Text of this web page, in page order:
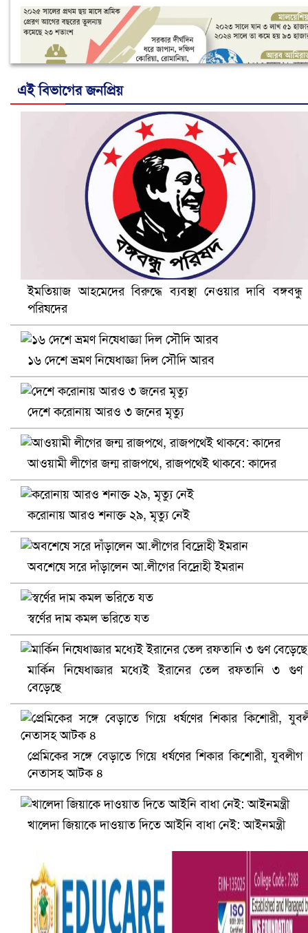
নানা সংকটে রিক্রুটিং এজেন্সি, হুমকির মুখে শ্রম রপ্তানি
খুলনায় বিএনপি অফিসে গুলি-বোমা হামলা, নিহত ১
প্রোটিয়াদের হারিয়ে বিশ্বকাপের শিরোপা ঘরে তুলল ভারত
সৌদিতে ব্যাপক ধরপাকড়, এক সপ্তাহেই ২১ হাজারের বেশি
এই বিভাগের জনপ্রিয়
ইমতিয়াজ আহমেদের বিরুদ্ধে ব্যবস্থা নেওয়ার দাবি বঙ্গবন্ধু
পরিষদের
১৬ দেশে ভ্রমণ নিষেধাজ্ঞা দিল সৌদি আরব
দেশে করোনায় আরও ৩ জনের মৃত্যু
আওয়ামী লীগের জন্ম রাজপথে, রাজপথেই থাকবে: কাদের
করোনায় আরও শনাক্ত ২৯, মৃত্যু নেই
অবশেষে সরে দাঁড়ালেন আ.লীগের বিদ্রোহী ইমরান
স্বর্ণের দাম কমল ভরিতে যত
মার্কিন নিষেধাজ্ঞার মধ্যেই ইরানের তেল রফতানি ৩ গুণ
বেড়েছে
প্রেমিকের সঙ্গে বেড়াতে গিয়ে ধর্ষণের শিকার কিশোরী, যুবলীগ
নেতাসহ আটক ৪
খালেদা জিয়াকে দাওয়াত দিতে আইনি বাধা নেই: আইনমন্ত্রী